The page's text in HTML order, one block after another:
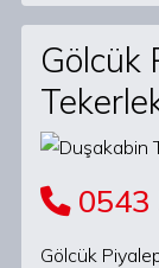
Gölcük
0543
Gölcük